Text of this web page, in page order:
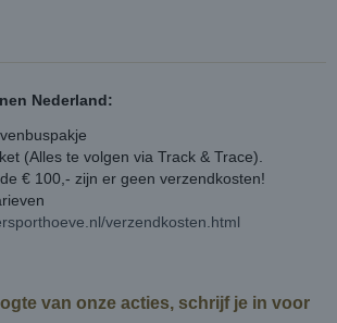
Nederland:
(Alles te volgen via Track & Trace).
€ 100,- zijn er geen verzendkosten!
verzendkosten.html
van onze acties, schrijf je in voor